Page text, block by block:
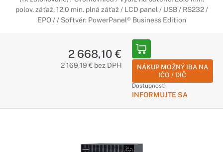
polov. záťaž, 12,0 min. plná záťaž / LCD panel / USB / RS232 /
EPO / / Softvér: PowerPanel® Business Edition
2 668,10 €
2 169,19 € bez DPH
NÁKUP MOŽNÝ IBA NA
IČO / DIČ
Dostupnosť:
INFORMUJTE SA